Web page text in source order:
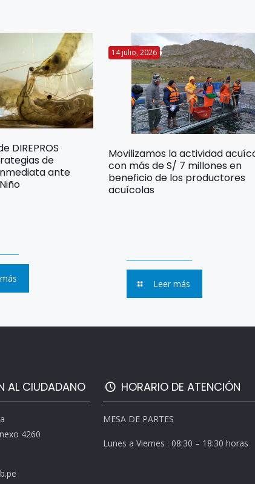
DIREPROS
de
ante
14 julio, 2026
Movilizamos la actividad
con más de S/ 7 millones en
beneficio de los productores
acuícolas
Leer más
AL CIUDADANO
4260
HORARIO DE ATENCIÓN
MESA DE PARTES
Lunes a Viernes : 08:30 – 18:30 horas